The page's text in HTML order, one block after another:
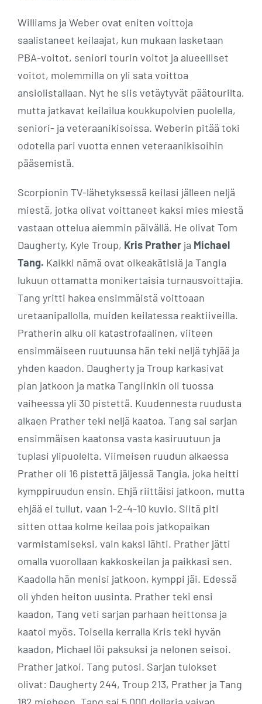
Williams ja Weber ovat eniten voittoja
saalistaneet keilaajat, kun mukaan lasketaan
PBA-voitot, seniori tourin voitot ja alueelliset
voitot, molemmilla on yli sata voittoa
ansiolistallaan. Nyt he siis vetäytyvät päätourilta,
mutta jatkavat keilailua koukkupolvien puolella,
seniori- ja veteraanikisoissa. Weberin pitää toki
odotella pari vuotta ennen veteraanikisoihin
pääsemistä.
Scorpionin TV-lähetyksessä keilasi jälleen neljä
miestä, jotka olivat voittaneet kaksi mies miestä
vastaan ottelua aiemmin päivällä. He olivat Tom
Daugherty, Kyle Troup, Kris Prather ja Michael
Tang. Kaikki nämä ovat oikeakätisiä ja Tangia
lukuun ottamatta monikertaisia turnausvoittajia.
Tang yritti hakea ensimmäistä voittoaan
uretaanipallolla, muiden keilatessa reaktiiveilla.
Pratherin alku oli katastrofaalinen, viiteen
ensimmäiseen ruutuunsa hän teki neljä tyhjää ja
yhden kaadon. Daugherty ja Troup karkasivat
pian jatkoon ja matka Tangiinkin oli tuossa
vaiheessa yli 30 pistettä. Kuudennesta ruudusta
alkaen Prather teki neljä kaatoa, Tang sai sarjan
ensimmäisen kaatonsa vasta kasiruutuun ja
tuplasi ylipuolelta. Viimeisen ruudun alkaessa
Prather oli 16 pistettä jäljessä Tangia, joka heitti
kymppiruudun ensin. Ehjä riittäisi jatkoon, mutta
ehjää ei tullut, vaan 1-2-4-10 kuvio. Siitä piti
sitten ottaa kolme keilaa pois jatkopaikan
varmistamiseksi, vain kaksi lähti. Prather jätti
omalla vuorollaan kakkoskeilan ja paikkasi sen.
Kaadolla hän menisi jatkoon, kymppi jäi. Edessä
oli yhden heiton uusinta. Prather teki ensi
kaadon, Tang veti sarjan parhaan heittonsa ja
kaatoi myös. Toisella kerralla Kris teki hyvän
kaadon, Michael löi paksuksi ja nelonen seisoi.
Prather jatkoi, Tang putosi. Sarjan tulokset
olivat: Daugherty 244, Troup 213, Prather ja Tang